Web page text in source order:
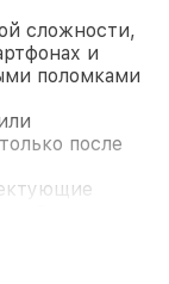
сложности,
и
поломками
после